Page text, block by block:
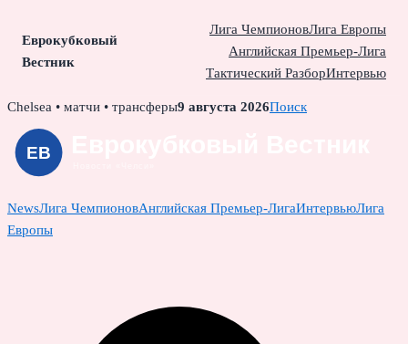
Еврокубковый
Вестник
Лига ЧемпионовЛига Европы
Английская Премьер-Лига
Тактический РазборИнтервью
Skip
content
Chelsea • матчи • трансферы9 августа 2026Поиск
NewsЛига ЧемпионовАнглийская Премьер-ЛигаИнтервьюЛига
Европы